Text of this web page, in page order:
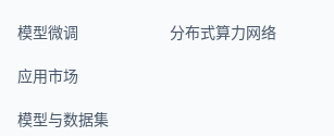
模型微调
应用市场
模型与数据集
分布式算力网络